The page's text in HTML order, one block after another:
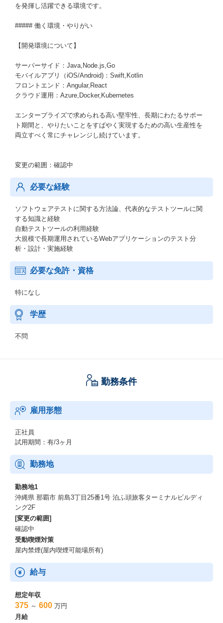
を発揮し活躍できる環境です。
##### 働く環境・やりがい
【開発環境について】
サーバーサイド：Java,Node.js,Go
モバイルアプリ（iOS/Android)：Swift,Kotlin
フロントエンド：Angular,React
クラウド運用：Azure,Docker,Kubernetes
エンタープライズで求められる高い堅牢性、長期にわたるサポー
ト期間と、やりたいことをすばやく実現するための高い生産性を
両立すべく常にチャレンジし続けています。
変更の範囲：確認中
必要な経験
ソフトウェアテストに関する方法論、代表的なテストツールに関
する知識と経験
自動テストツールの利用経験
大規模で長期運用されているWebアプリケーションのテスト分
析・設計・実施経験
必要な免許・資格
特になし
学歴
不問
勤務条件
雇用形態
正社員
試用期間：有/3ヶ月
勤務地
勤務地1
沖縄県 那覇市 前島3丁目25番1号 泊ふ頭旅客ターミナルビルディ
ング2F
[変更の範囲]
確認中
受動喫煙対策
屋内禁煙(屋内喫煙可能場所有)
給与
想定年収
375 ～ 600 万円
月給